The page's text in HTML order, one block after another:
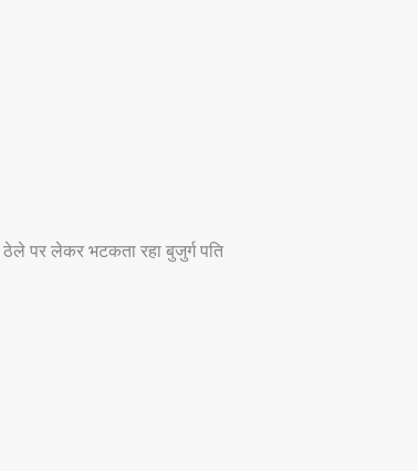
पर लेकर भटकता रहा बुजुर्ग पति